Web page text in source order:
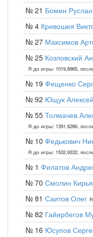
№ 21 Бомин Руслан
№ 4 Кривошея
№ 27 Максимов
№ 25 Козловский
R до игры: 1019,8965,
№ 19 Фещенко
№ 92 Ющук Алексей
№ 55 Толмачев
R до игры: 1391,6286,
№ 10 Федькович
R до игры: 1502,9332,
№ 1 Филатов
№ 70 Смолин
№ 81 Саитов Олег
№ 82 Гайирбегов
№ 16 Юсупов